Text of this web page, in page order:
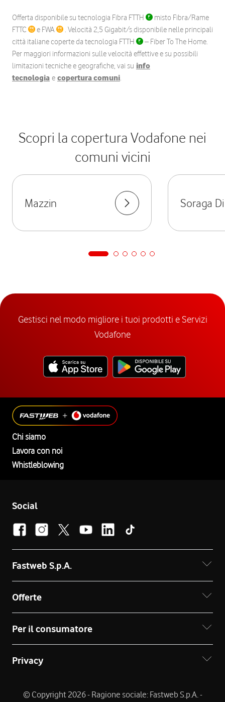
Offerta disponibile su tecnologia Fibra FTTH
misto Fibra/Rame
FTTC
e FWA
. Velocità 2,5 Gigabit/s disponibile nelle principali
città italiane coperte da tecnologia FTTH
– Fiber To The Home.
Per maggiori informazioni sulle velocità effettive e su possibili
limitazioni tecniche e geografiche, vai su info
tecnologia e copertura comuni.
Scopri la copertura Vodafone nei
comuni vicini
Mazzin Soraga
Gestisci nel modo migliore i tuoi prodotti e Servizi
Vodafone
Chi siamo
Lavora con noi
Whistleblowing
Social
Fastweb S.p.A.
Offerte
Per il consumatore
Privacy
© Copyright 2026 - Ragione sociale: Fastweb S.p.A. -